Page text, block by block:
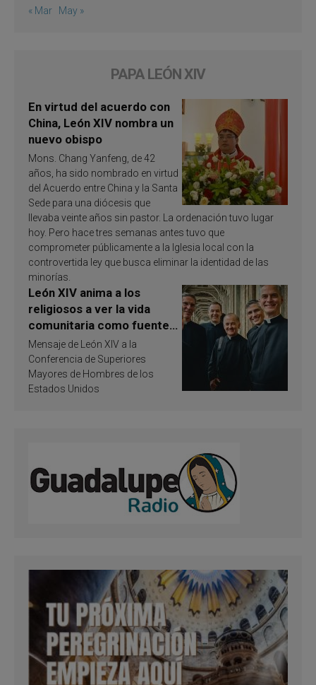
« Mar May »
PAPA LEÓN XIV
En virtud del acuerdo con
China, León XIV nombra un
nuevo obispo
Mons. Chang Yanfeng, de 42
años, ha sido nombrado en virtud
del Acuerdo entre China y la Santa
Sede para una diócesis que
llevaba veinte años sin pastor. La ordenación tuvo lugar
hoy. Pero hace tres semanas antes tuvo que
comprometer públicamente a la Iglesia local con la
controvertida ley que busca eliminar la identidad de las
minorías.
León XIV anima a los
religiosos a ver la vida
comunitaria como fuente
de inspiración y
santificación
Mensaje de León XIV a la
Conferencia de Superiores
Mayores de Hombres de los
Estados Unidos